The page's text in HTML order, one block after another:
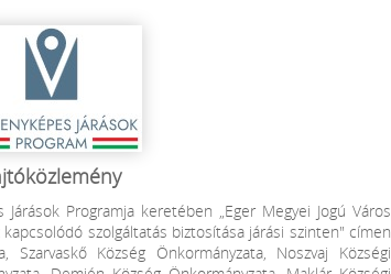
Járások Programja keretében „Eger Megyei Jogú Város
szolgáltatás biztosítása járási szinten" címen
Szarvaskő Község Önkormányzata, Noszvaj Községi